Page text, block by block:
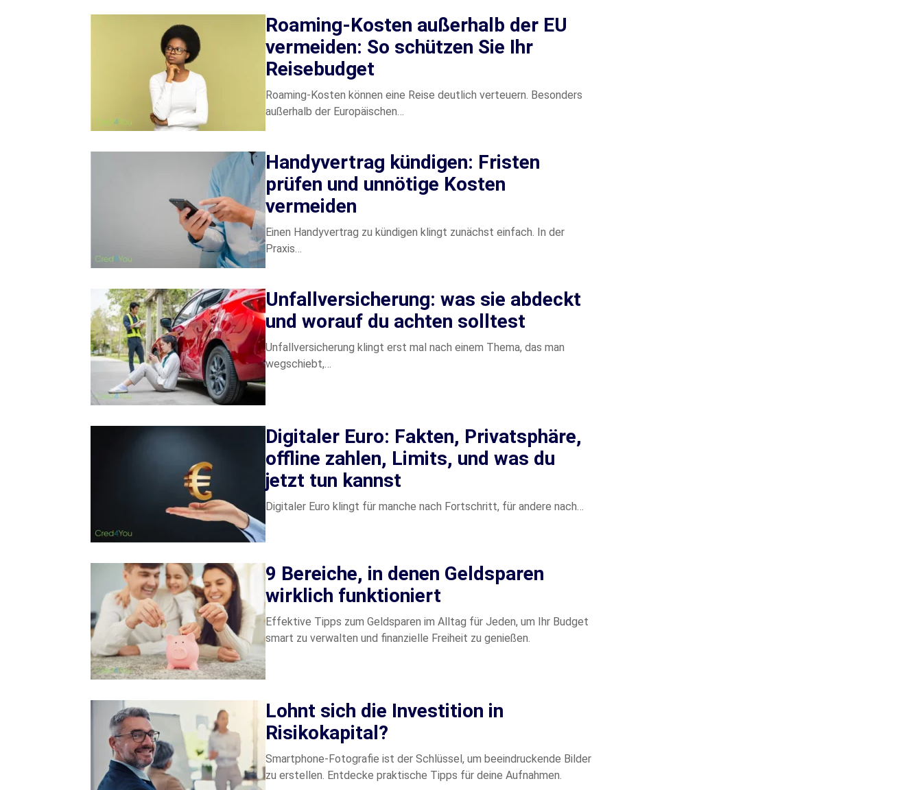
Roaming-Kosten außerhalb der EU
vermeiden: So schützen Sie Ihr
Reisebudget
Roaming-Kosten können eine Reise deutlich verteuern. Besonders
außerhalb der Europäischen…
Handyvertrag kündigen: Fristen
prüfen und unnötige Kosten
vermeiden
Einen Handyvertrag zu kündigen klingt zunächst einfach. In der
Praxis…
Unfallversicherung: was sie abdeckt
und worauf du achten solltest
Unfallversicherung klingt erst mal nach einem Thema, das man
wegschiebt,…
Digitaler Euro: Fakten, Privatsphäre,
offline zahlen, Limits, und was du
jetzt tun kannst
Digitaler Euro klingt für manche nach Fortschritt, für andere nach…
9 Bereiche, in denen Geldsparen
wirklich funktioniert
Effektive Tipps zum Geldsparen im Alltag für Jeden, um Ihr Budget
smart zu verwalten und finanzielle Freiheit zu genießen.
Lohnt sich die Investition in
Risikokapital?
Smartphone-Fotografie ist der Schlüssel, um beeindruckende Bilder
zu erstellen. Entdecke praktische Tipps für deine Aufnahmen.